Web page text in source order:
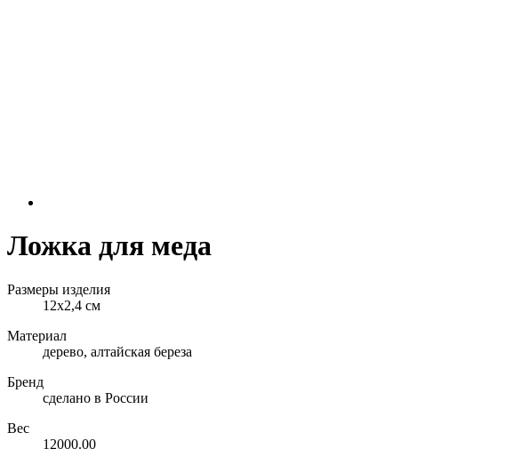
Ложка для меда
Размеры изделия
12х2,4 см
Материал
дерево, алтайская береза
Бренд
сделано в России
Вес
12000.00